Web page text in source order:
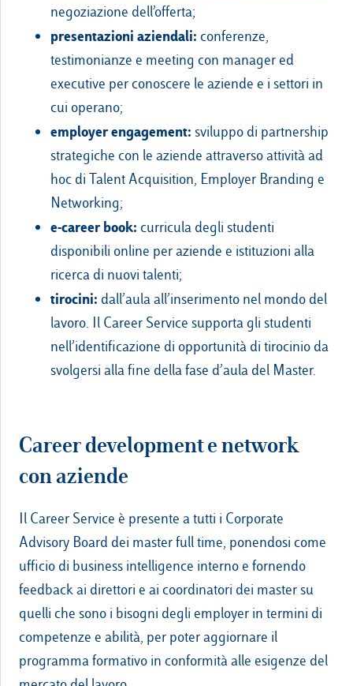
negoziazione dell’offerta;
presentazioni aziendali: conferenze,
testimonianze e meeting con manager ed
executive per conoscere le aziende e i settori in
cui operano;
employer engagement: sviluppo di partnership
strategiche con le aziende attraverso attività ad
hoc di Talent Acquisition, Employer Branding e
Networking;
e-career book: curricula degli studenti
disponibili online per aziende e istituzioni alla
ricerca di nuovi talenti;
tirocini: dall’aula all’inserimento nel mondo del
lavoro. Il Career Service supporta gli studenti
nell’identificazione di opportunità di tirocinio da
svolgersi alla fine della fase d’aula del Master.
Career development e network
con aziende
Il Career Service è presente a tutti i Corporate
Advisory Board dei master full time, ponendosi come
ufficio di business intelligence interno e fornendo
feedback ai direttori e ai coordinatori dei master su
quelli che sono i bisogni degli employer in termini di
competenze e abilità, per poter aggiornare il
programma formativo in conformità alle esigenze del